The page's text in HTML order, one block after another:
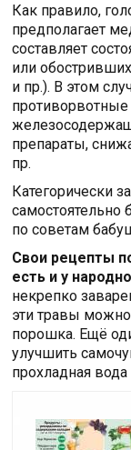
Как правило,
предполагает
составляет
или
и пр.). В этом
препараты,
пр.
Категорически
самостоятельно
по советам
Свои рецепты
есть и у
некрепко
эти травы
порошка. Ещё
улучшить
прохладная